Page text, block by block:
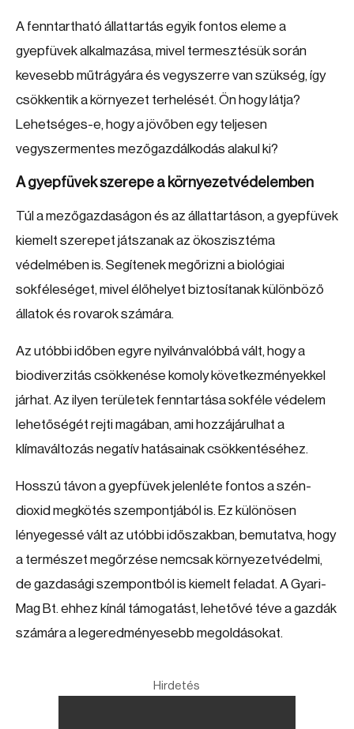
A fenntartható állattartás egyik fontos eleme a
gyepfüvek alkalmazása, mivel termesztésük során
kevesebb műtrágyára és vegyszerre van szükség, így
csökkentik a környezet terhelését. Ön hogy látja?
Lehetséges-e, hogy a jövőben egy teljesen
vegyszermentes mezőgazdálkodás alakul ki?
A gyepfüvek szerepe a környezetvédelemben
Túl a mezőgazdaságon és az állattartáson, a gyepfüvek
kiemelt szerepet játszanak az ökoszisztéma
védelmében is. Segítenek megőrizni a biológiai
sokféleséget, mivel élőhelyet biztosítanak különböző
állatok és rovarok számára.
Az utóbbi időben egyre nyilvánvalóbbá vált, hogy a
biodiverzitás csökkenése komoly következményekkel
járhat. Az ilyen területek fenntartása sokféle védelem
lehetőségét rejti magában, ami hozzájárulhat a
klímaváltozás negatív hatásainak csökkentéséhez.
Hosszú távon a gyepfüvek jelenléte fontos a szén-
dioxid megkötés szempontjából is. Ez különösen
lényegessé vált az utóbbi időszakban, bemutatva, hogy
a természet megőrzése nemcsak környezetvédelmi,
de gazdasági szempontból is kiemelt feladat. A Gyari-
Mag Bt. ehhez kínál támogatást, lehetővé téve a gazdák
számára a legeredményesebb megoldásokat.
Hirdetés